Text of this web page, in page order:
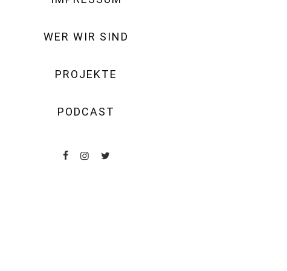
WER WIR SIND
PROJEKTE
PODCAST